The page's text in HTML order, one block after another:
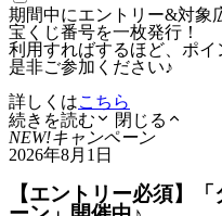
期間中にエントリー&対象
宝くじ番号を一枚発行！
利用すればするほど、ポイ
是非ご参加ください♪
詳しくはこちら
続きを読む
閉じる
NEW!キャンペーン
2026年8月1日
【エントリー必須】